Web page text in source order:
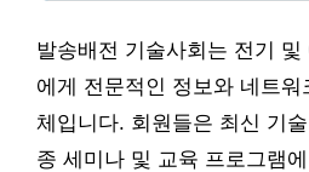
발송배전 기술사회는 전기
에게 전문적인 정보와 네트
체입니다. 회원들은 최신 기
종 세미나 및 교육 프로그램